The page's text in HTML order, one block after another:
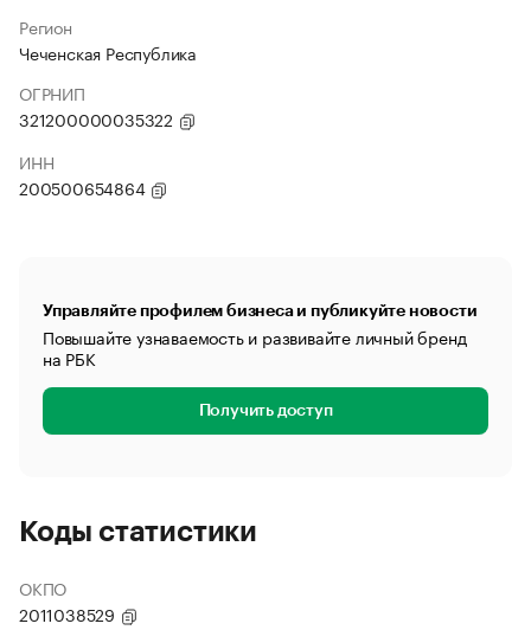
Регион
Чеченская Республика
ОГРНИП
321200000035322
ИНН
200500654864
Управляйте профилем бизнеса и публикуйте новости
Повышайте узнаваемость и развивайте личный бренд
на РБК
Получить доступ
Коды статистики
ОКПО
2011038529